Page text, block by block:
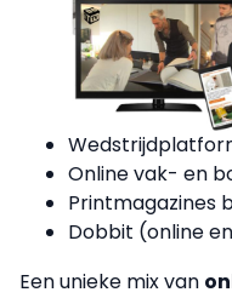
Online vak- en
Printmagazines
Dobbit (online
Een unieke mix van